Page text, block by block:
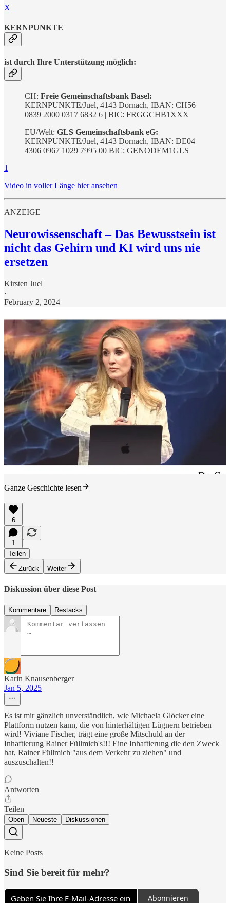
X
KERNPUNKTE
ist durch Ihre Unterstützung möglich:
CH: Freie Gemeinschaftsbank Basel:
KERNPUNKTE/Juel, 4143 Dornach, IBAN: CH56
0839 2000 0317 6832 6 | BIC: FRGGCHB1XXX
EU/Welt: GLS Gemeinschaftsbank eG:
KERNPUNKTE/Juel, 4143 Dornach, IBAN: DE04
4306 0967 1029 7995 00 BIC: GENODEM1GLS
1
Video in voller Länge hier ansehen
ANZEIGE
Neurowissenschaft – Das Bewusstsein ist
nicht das Gehirn und KI wird uns nie
ersetzen
Kirsten Juel
·
February 2, 2024
Ganze Geschichte lesen
6
1
Teilen
Zurück
Weiter
Diskussion über diese Post
Kommentare Restacks
Karin Knausenberger
Jan 5, 2025
Es ist mir gänzlich unverständlich, wie Michaela Glöcker eine
Plattform nutzen kann, die von hinterhältigen Lügnern betrieben
wird! Viviane Fischer, trägt eine große Mitschuld an der
Inhaftierung Rainer Füllmich's!!! Eine Inhaftierung die den Zweck
hat, Rainer Füllmich "aus dem Verkehr zu ziehen" und
auszuschalten!!
Antworten
Teilen
Oben Neueste Diskussionen
Keine Posts
Sind Sie bereit für mehr?
Abonnieren